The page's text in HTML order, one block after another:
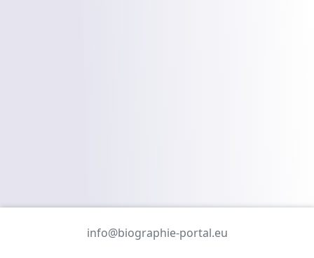
info@biographie-portal.eu